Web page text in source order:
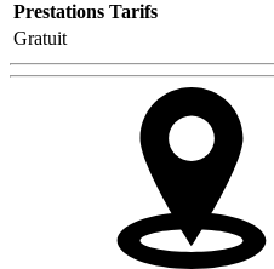
Prestations Tarifs
Gratuit